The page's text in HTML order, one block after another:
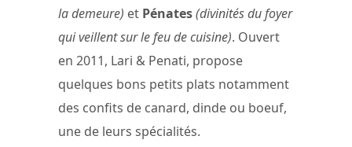
la demeure) et Pénates(divinités du foyer
qui veillent sur le feu de cuisine). Ouvert
en 2011, Lari & Penati, propose
quelques bons petits plats notamment
des confits de canard, dinde ou boeuf,
une de leurs spécialités.